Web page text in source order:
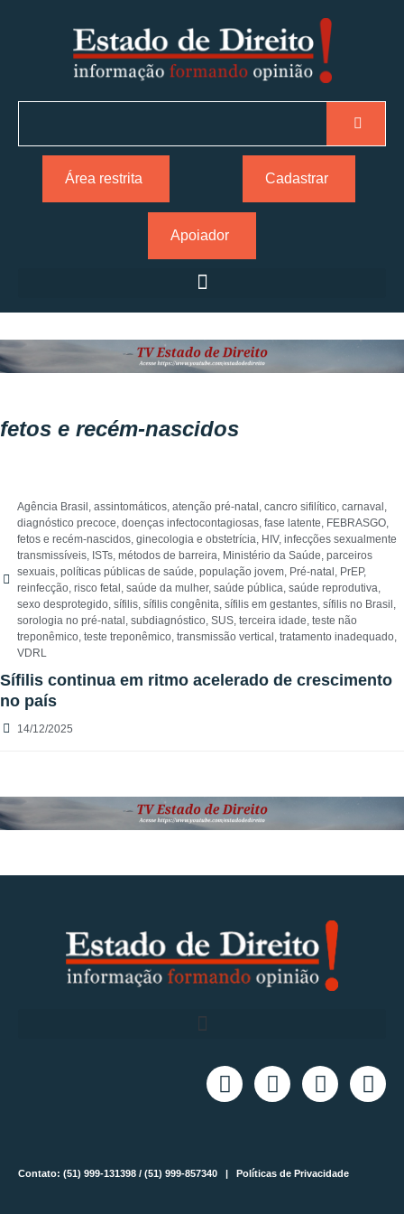
Área restrita Cadastrar
Apoiador
fetos e recém-nascidos
Agência Brasil , assintomáticos, atenção pré-natal , cancro sifilítico, carnaval ,
diagnóstico precoce, doenças infectocontagiosas, fase latente, FEBRASGO,
fetos e recém-nascidos, ginecologia e obstetrícia, HIV, infecções sexualmente
transmissíveis, ISTs, métodos de barreira, Ministério da Saúde, parceiros
sexuais, políticas públicas de saúde, população jovem, Pré-natal , PrEP,
reinfecção, risco fetal , saúde da mulher, saúde pública, saúde reprodutiva,
sexo desprotegido, sífilis, sífilis congênita, sífilis em gestantes, sífilis no Brasil ,
sorologia no pré-natal , subdiagnóstico, SUS, terceira idade, teste não
treponêmico, teste treponêmico, transmissão vertical , tratamento inadequado,
VDRL
Sífilis continua em ritmo acelerado de crescimento
no país
14/12/2025
Contato: (51) 999-131398 / (51) 999-857340 | Políticas de Privacidade